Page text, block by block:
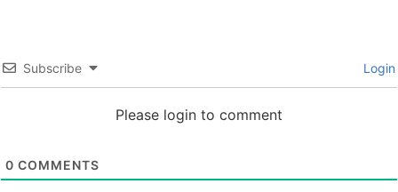
Subscribe Login
Please login to comment
0 COMMENTS